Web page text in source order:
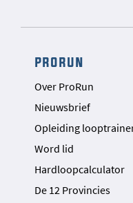
prorun
Over ProRun
Nieuwsbrief
Opleiding
Word lid
Hardloopcalculator
De 12 Provincies